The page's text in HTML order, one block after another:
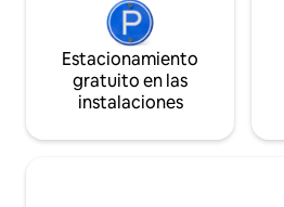
Estacionamiento
gratuito en las
instalaciones